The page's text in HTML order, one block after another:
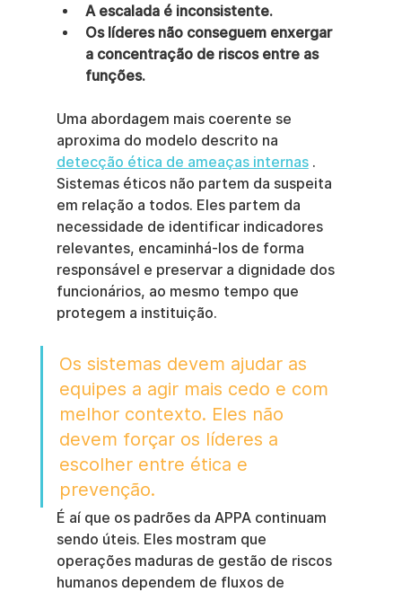
A escalada é inconsistente.
Os líderes não conseguem enxergar
a concentração de riscos entre as
funções.
Uma abordagem mais coerente se
aproxima do modelo descrito na
detecção ética de ameaças internas .
Sistemas éticos não partem da suspeita
em relação a todos. Eles partem da
necessidade de identificar indicadores
relevantes, encaminhá-los de forma
responsável e preservar a dignidade dos
funcionários, ao mesmo tempo que
protegem a instituição.
Os sistemas devem ajudar as
equipes a agir mais cedo e com
melhor contexto. Eles não
devem forçar os líderes a
escolher entre ética e
prevenção.
É aí que os padrões da APPA continuam
sendo úteis. Eles mostram que
operações maduras de gestão de riscos
humanos dependem de fluxos de